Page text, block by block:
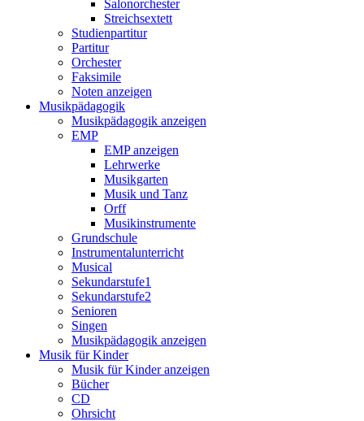
Salonorchester
Streichsextett
Studienpartitur
Partitur
Orchester
Faksimile
Noten anzeigen
Musikpädagogik
Musikpädagogik anzeigen
EMP
EMP anzeigen
Lehrwerke
Musikgarten
Musik und Tanz
Orff
Musikinstrumente
Grundschule
Instrumentalunterricht
Musical
Sekundarstufe1
Sekundarstufe2
Senioren
Singen
Musikpädagogik anzeigen
Musik für Kinder
Musik für Kinder anzeigen
Bücher
CD
Ohrsicht